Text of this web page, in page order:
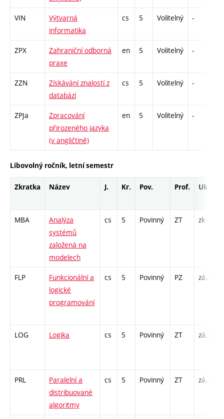
VIN
Výtvarná
informatika
cs 5 Volitelný -
ZPX
Zahraniční odborná
praxe
en 5 Volitelný -
ZZN
Získávání znalostí z
databází
cs 5 Volitelný -
ZPJa
Zpracování
přirozeného jazyka
(v angličtině)
en 5 Volitelný -
Libovolný ročník, letní semestr
Zkratka Název J. Kr. Pov. Prof. Uk.
MBA
Analýza
systémů
založená na
modelech
cs 5 Povinný ZT zk
FLP
Funkcionální a
logické
programování
cs 5 Povinný PZ zá,zk
LOG Logika cs 5 Povinný ZT zá,zk
PRL
Paralelní a
distribuované
algoritmy
cs 5 Povinný ZT zá,zk